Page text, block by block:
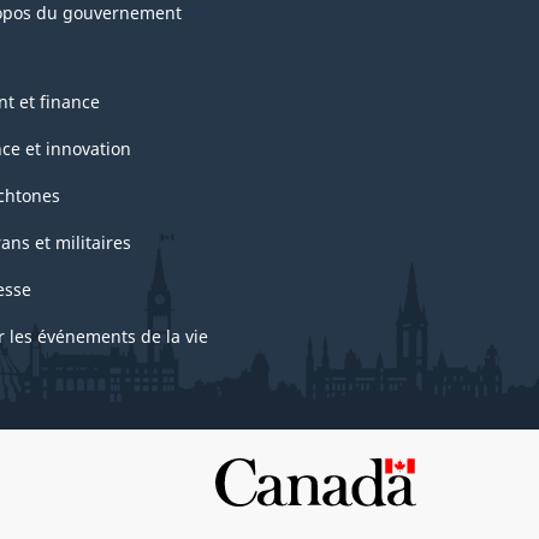
du gouvernement
et finance
et innovation
et militaires
les événements de la vie